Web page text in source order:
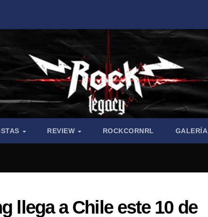
REVIEW ROCKCORNRL GALERÍA
llega a Chile este 10 de